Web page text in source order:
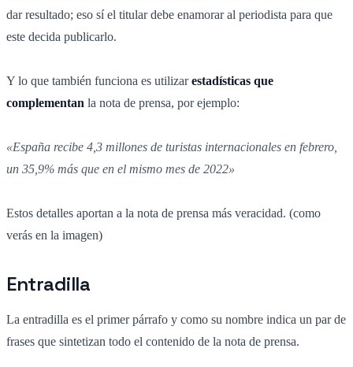
dar resultado; eso sí el titular debe enamorar al periodista para que
este decida publicarlo.
Y lo que también funciona es utilizarestadísticas que
complementan la nota de prensa, por ejemplo:
«España recibe 4,3 millones de turistas internacionales en febrero,
un 35,9% más que en el mismo mes de 2022»
Estos detalles aportan a la nota de prensa más veracidad. (como
verás en la imagen)
Entradilla
La entradilla es el primer párrafo y como su nombre indica un par de
frases que sintetizan todo el contenido de la nota de prensa.